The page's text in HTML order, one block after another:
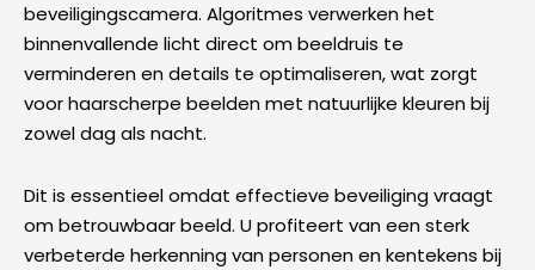
beveiligingscamera. Algoritmes verwerken het
binnenvallende licht direct om beeldruis te
verminderen en details te optimaliseren, wat zorgt
voor haarscherpe beelden met natuurlijke kleuren bij
zowel dag als nacht.
Dit is essentieel omdat effectieve beveiliging vraagt
om betrouwbaar beeld. U profiteert van een sterk
verbeterde herkenning van personen en kentekens bij